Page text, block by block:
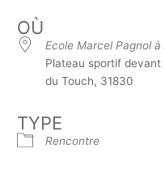
OÙ
Ecole Marcel Pagnol
Plateau sportif devant
du Touch, 31830
TYPE
Rencontre